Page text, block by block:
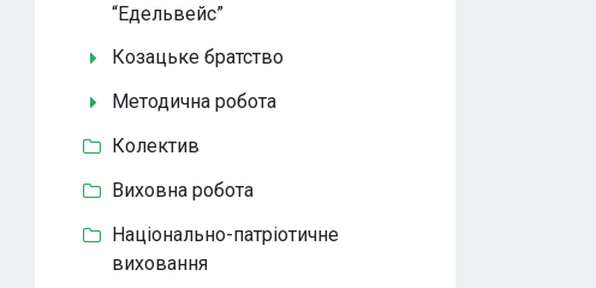
“Едельвейс”
Козацьке братство
Методична робота
Колектив
Виховна робота
Національно-патріотичне
виховання